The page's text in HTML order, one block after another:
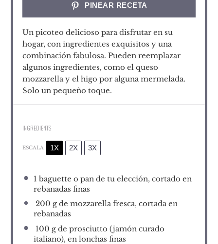
PINEAR RECETA
Un picoteo delicioso para disfrutar en su
hogar, con ingredientes exquisitos y una
combinación fabulosa. Pueden reemplazar
algunos ingredientes, como el queso
mozzarella y el higo por alguna mermelada.
Solo un pequeño toque.
INGREDIENTS
ESCALA 1X 2X 3X
1 baguette o pan de tu elección, cortado en
rebanadas finas
200 g de mozzarella fresca, cortada en
rebanadas
100 g de prosciutto (jamón curado
italiano), en lonchas finas